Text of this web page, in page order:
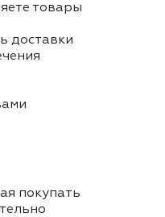
товары
доставки
покупать